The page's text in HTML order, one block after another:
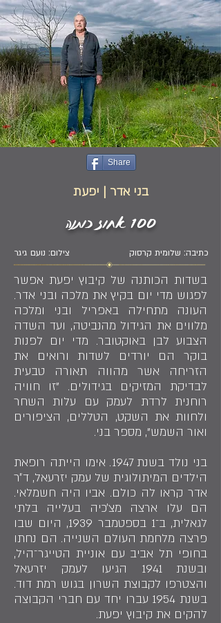
Share
בני אדר | יפעת
100 אחוז כותנה
צילום: נועם גיגר כתיבה: שלומית קרסוק
בשדות הכותנה של קיבוץ יפעת אפשר
לפגוש מדי יום בקיץ את מלכה ובני אדר.
העונה מתחילה באפריל ובני ומלכה
מלווים את הגידול מהנביטה, ועד השדה
הצבוע לבן באוקטובר. מדי יום לפנות
בוקר הם יורדים לשדות ורואים את
הזריחה אשר מהווה תאורה טבעית
לבדיקת המזיקים בגידולים. "זו חוויה
רוחנית לרדת לעמק עם עלות השחר
ולחוות את השקט, הטללים, הציפורים
ואור השמש", מספר בני.
בני נולד בשנת 1947. אימו הייתה רופאת
הילדים המיתולוגית של עמק יזרעאל, ד״ר
אדר קראו לה כולם. אביו היה חשמלאי.
הם עלו ארצה מצ׳כיה בעלייה בלתי
לגאלית, ב־1 בספטמבר 1939, היום שבו
פרצה מלחמת העולם השנייה. הם נחתו
בחופי תל אביב עם אוניית הטייגר־היל,
ובשנת 1941 הגיעו לעמק יזרעאל
והצטרפו לקבוצת השרון בגוש רמת דוד.
בשנת 1954 עברו יחד עם חברי הקבוצה
להקים את קיבוץ יפעת.